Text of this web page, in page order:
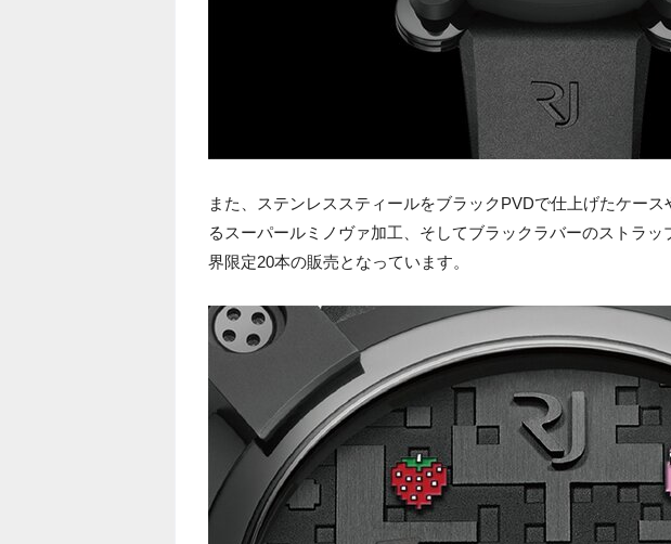
また、ステンレススティールをブラックPVDで仕上げたケー
るスーパールミノヴァ加工、そしてブラックラバーのストラ
界限定20本の販売となっています。